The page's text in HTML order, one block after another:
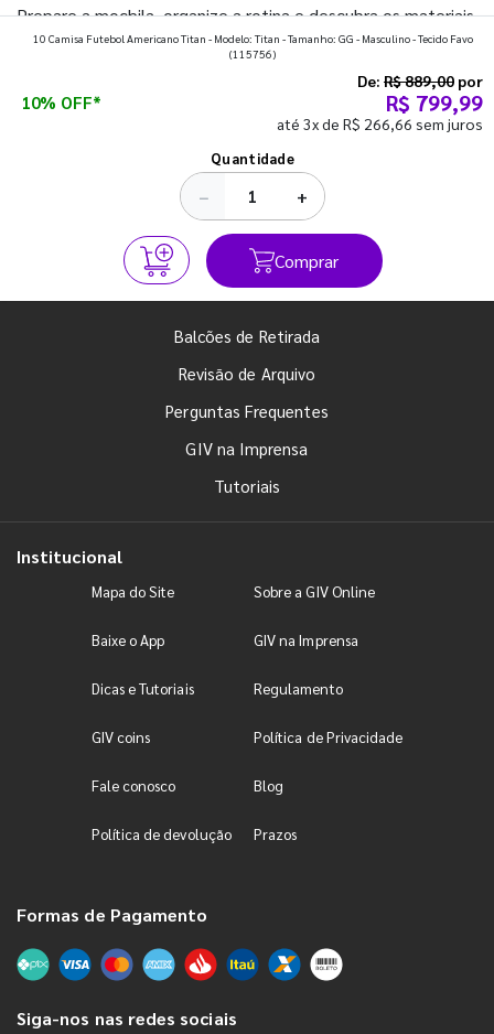
Prepare a mochila, organize a rotina e descubra os materiais
que fazem toda diferença para começar o segundo
10 Camisa Futebol Americano Titan - Modelo: Titan - Tamanho: GG - Masculino - Tecido Favo
(115756)
10% OFF*
De: R$ 889,00 por
R$ 799,99
até 3x de R$ 266,66 sem juros
Quantidade
− +
Comprar
Balcões de Retirada
Revisão de Arquivo
Perguntas Frequentes
GIV na Imprensa
Tutoriais
Institucional
Mapa do Site Sobre a GIV Online
Baixe o App GIV na Imprensa
Dicas e Tutoriais Regulamento
GIV coins Política de Privacidade
Fale conosco Blog
Política de devolução Prazos
Formas de Pagamento
Siga-nos nas redes sociais